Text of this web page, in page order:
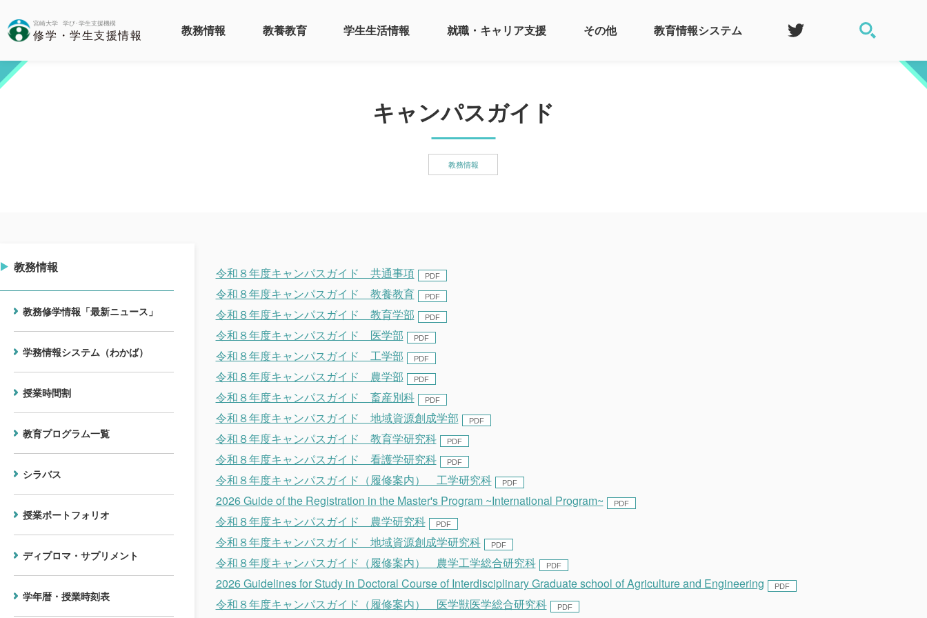
教務情報 教養教育 学生生活情報 就職・キャリア支援 その他 教育情報システム
キャンパスガイド
教務情報
令和８年度キャンパスガイド 共通事項
令和８年度キャンパスガイド 教養教育
令和８年度キャンパスガイド 教育学部
令和８年度キャンパスガイド 医学部
令和８年度キャンパスガイド 工学部
令和８年度キャンパスガイド 農学部
令和８年度キャンパスガイド 畜産別科
令和８年度キャンパスガイド 地域資源創成学部
令和８年度キャンパスガイド 教育学研究科
令和８年度キャンパスガイド 看護学研究科
令和８年度キャンパスガイド（履修案内） 工学研究科
2026 Guide of the Registration in the Master's Program ~International Program~
令和８年度キャンパスガイド 農学研究科
令和８年度キャンパスガイド 地域資源創成学研究科
令和８年度キャンパスガイド（履修案内） 農学工学総合研究科
2026 Guidelines for Study in Doctoral Course of Interdisciplinary Graduate school of Agriculture and Engineering
令和８年度キャンパスガイド（履修案内） 医学獣医学総合研究科
教務情報
教務修学情報「最新ニュース」
学務情報システム（わかば）
授業時間割
教育プログラム一覧
シラバス
授業ポートフォリオ
ディプロマ・サプリメント
学年暦・授業時刻表